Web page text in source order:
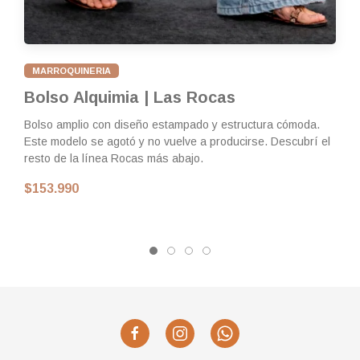
MARROQUINERIA
Bolso Alquimia | Las Rocas
Bolso amplio con diseño estampado y estructura cómoda.
Este modelo se agotó y no vuelve a producirse. Descubrí el
resto de la línea Rocas más abajo.
$153.990